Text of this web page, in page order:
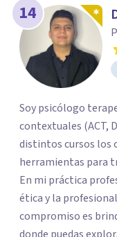
14
Soy psicólogo
contextuales (ACT,
distintos cursos los
herramientas para
En mi práctica
ética y la
compromiso es